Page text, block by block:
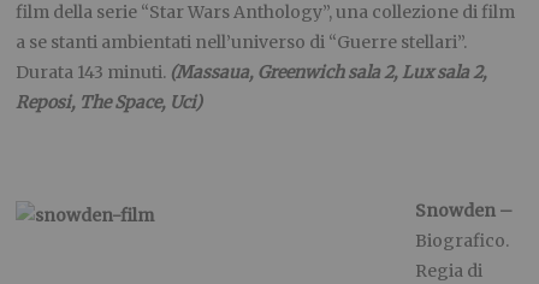
film della serie “Star Wars Anthology”, una collezione di film
a se stanti ambientati nell’universo di “Guerre stellari”.
Durata 143 minuti. (Massaua, Greenwich sala 2, Lux sala 2,
Reposi, The Space, Uci)
Snowden –
Biografico.
Regia di